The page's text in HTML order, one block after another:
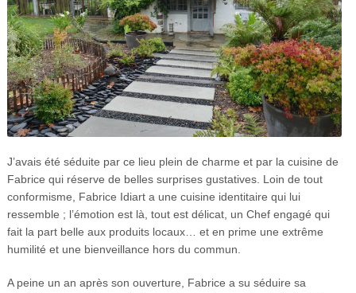
J’avais été séduite par ce lieu plein de charme et par la cuisine de
Fabrice qui réserve de belles surprises gustatives. Loin de tout
conformisme, Fabrice Idiart a une cuisine identitaire qui lui
ressemble ; l’émotion est là, tout est délicat, un Chef engagé qui
fait la part belle aux produits locaux… et en prime une extrême
humilité et une bienveillance hors du commun.
A peine un an après son ouverture, Fabrice a su séduire sa